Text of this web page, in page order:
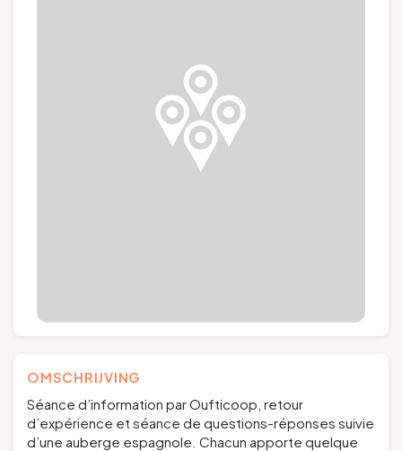
OMSCHRIJVING
Séance d’information par Oufticoop, retour
d’expérience et séance de questions-réponses suivie
d’une auberge espagnole. Chacun apporte quelque